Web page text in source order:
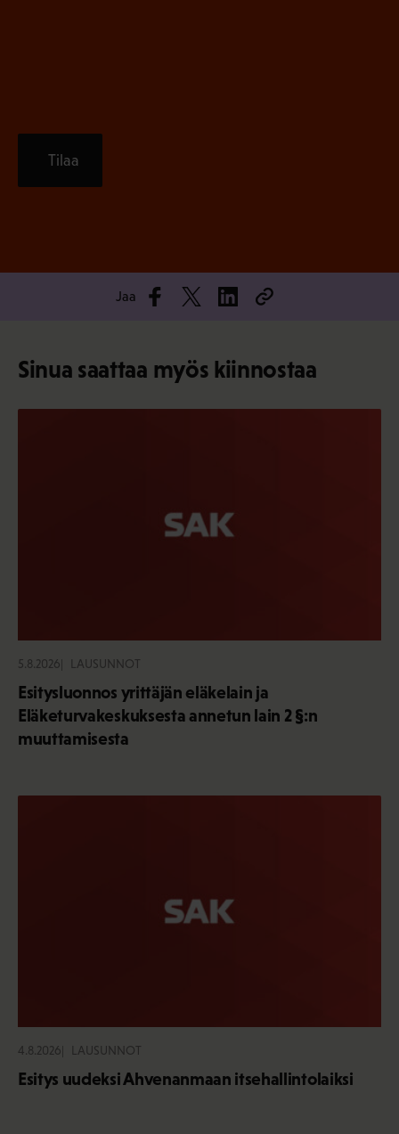
Tilaa
Jaa
Sinua saattaa myös kiinnostaa
5.8.2026 LAUSUNNOT
Esitysluonnos yrittäjän eläkelain ja
Eläketurvakeskuksesta annetun lain 2 §:n
muuttamisesta
4.8.2026 LAUSUNNOT
Esitys uudeksi Ahvenanmaan itsehallintolaiksi